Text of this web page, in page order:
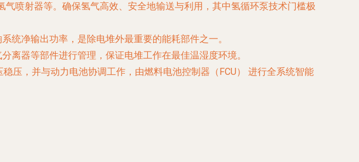
气喷射器等。确保氢气高效、安全地输送与利用，其中氢循环泵技术门槛极
统净输出功率，是除电堆外最重要的能耗部件之一。
分离器等部件进行管理，保证电堆工作在最佳温湿度环境。
稳压，并与动力电池协调工作，由燃料电池控制器（FCU）
进行全系统智能